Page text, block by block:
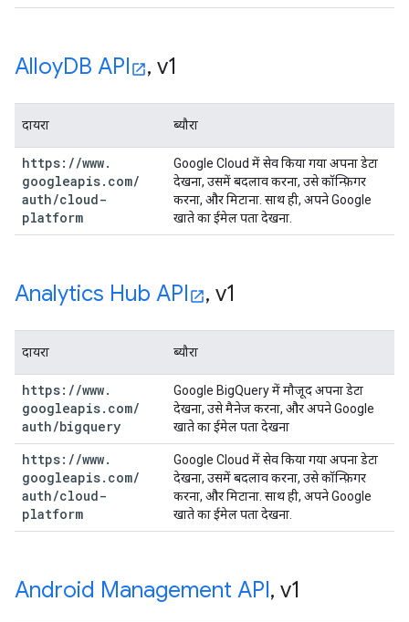
AlloyDB API , v1
दायरा ब्यौरा
https: //www.
googleapis. com/
auth/cloud-
platform
Google Cloud में सेव किया गया अपना डेटा
देखना, उसमें बदलाव करना, उसे कॉन्फ़िगर
करना, और मिटाना. साथ ही, अपने Google
खाते का ईमेल पता देखना.
Analytics Hub API , v1
दायरा ब्यौरा
https: //www.
googleapis. com/
auth/bigquery
Google BigQuery में मौजूद अपना डेटा
देखना, उसे मैनेज करना, और अपने Google
खाते का ईमेल पता देखना
https: //www.
googleapis. com/
auth/cloud-
platform
Google Cloud में सेव किया गया अपना डेटा
देखना, उसमें बदलाव करना, उसे कॉन्फ़िगर
करना, और मिटाना. साथ ही, अपने Google
खाते का ईमेल पता देखना.
Android Management API, v1